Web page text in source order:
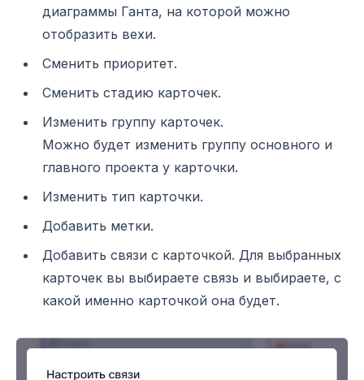
диаграммы Ганта, на которой можно
отобразить вехи.
Сменить приоритет.
Сменить стадию карточек.
Изменить группу карточек.
Можно будет изменить группу основного и
главного проекта у карточки.
Изменить тип карточки.
Добавить метки.
Добавить связи с карточкой. Для выбранных
карточек вы выбираете связь и выбираете, с
какой именно карточкой она будет.